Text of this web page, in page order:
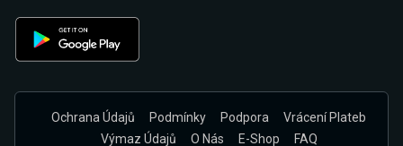
Ochrana Údajů Podmínky Podpora
Vrácení Plateb
Výmaz Údajů
O Nás E-Shop FAQ